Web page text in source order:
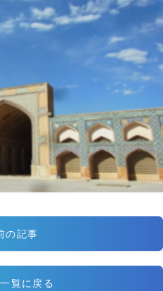
の記事
覧に戻る